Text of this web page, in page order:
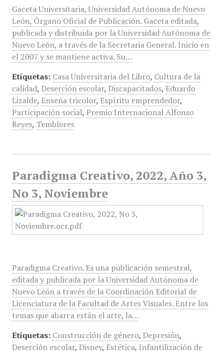
Gaceta Universitaria, Universidad Autónoma de Nuevo
León, Órgano Oficial de Publicación. Gaceta editada,
publicada y distribuida por la Universidad Autónoma de
Nuevo León, a través de la Secretaria General. Inicio en
el 2007 y se mantiene activa. Su…
Etiquetas: Casa Universitaria del Libro, Cultura de la
calidad, Deserción escolar, Discapacitados, Eduardo
Lizalde, Enseña tricolor, Espíritu emprendedor,
Participación social, Premio Internacional Alfonso
Reyes, Temblores
Paradigma Creativo, 2022, Año 3,
No 3, Noviembre
Paradigma Creativo. Es una publicación semestral,
editada y publicada por la Universidad Autónoma de
Nuevo León a través de la Coordinación Editorial de
Licenciatura de la Facultad de Artes Visuales. Entre los
temas que abarca están el arte, la…
Etiquetas: Construcción de género, Depresión,
Deserción escolar, Disney, Estética, Infantilización de